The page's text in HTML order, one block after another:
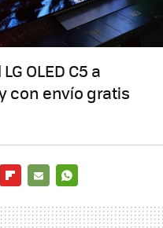
OLED C5 a
con envío gratis
MAIL